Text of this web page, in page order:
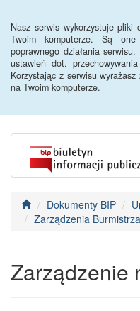
Nasz serwis wykorzystuje pliki
Twoim komputerze. Są
poprawnego działania
ustawień dot.
Korzystając z serwisu
na Twoim komputerze.
BIP -
Dokumenty BIP
Zarządzenia Burmistrza
Zarządzenie